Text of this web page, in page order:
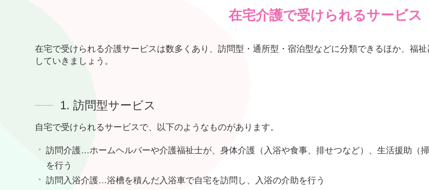
在宅介護で受けられるサービス
在宅で受けられる介護サービスは数多くあり、訪問型・通所型・宿泊型などに分類できるほか、福
していきましょう。
1. 訪問型サービス
自宅で受けられるサービスで、以下のようなものがあります。
訪問介護…ホームヘルパーや介護福祉士が、身体介護（入浴や食事、排せつなど）、生活援助（
を行う
訪問入浴介護…浴槽を積んだ入浴車で自宅を訪問し、入浴の介助を行う